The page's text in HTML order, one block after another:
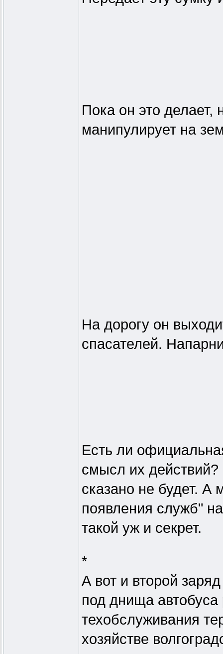
Пока он это делает,
манипулирует на
На дорогу он
спасателей.
Есть ли
смысл их
сказано не будет. А
появления служб"
такой уж и секрет.
*
А вот и второй
под днища
техобслуживания
хозяйстве